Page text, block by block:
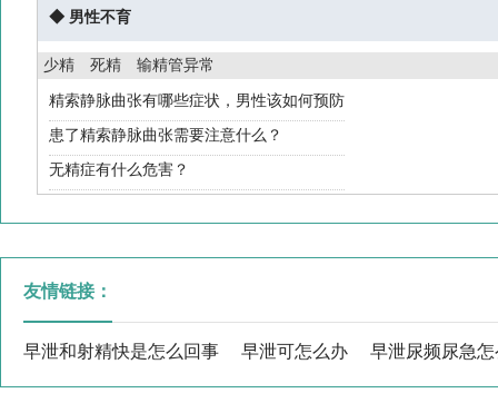
◆ 男性不育
少精 死精
输精管异常
精索静脉曲张有哪些症状，男性该如何预防
患了精索静脉曲张需要注意什么？
无精症有什么危害？
友情链接：
早泄和射精快是怎么回事 早泄可怎么办 早泄尿频尿急